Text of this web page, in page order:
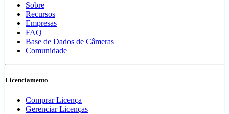
Sobre
Recursos
Empresas
FAQ
Base de Dados de Câmeras
Comunidade
Licenciamento
Comprar Licença
Gerenciar Licenças